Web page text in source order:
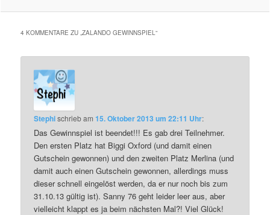
4 KOMMENTARE ZU „ZALANDO GEWINNSPIEL“
Stephischriebam15. Oktober 2013 um 22:11 Uhr:
Das Gewinnspiel ist beendet!!! Es gab drei Teilnehmer.
Den ersten Platz hat Biggi Oxford (und damit einen
Gutschein gewonnen) und den zweiten Platz Merlina (und
damit auch einen Gutschein gewonnen, allerdings muss
dieser schnell eingelöst werden, da er nur noch bis zum
31.10.13 gültig ist). Sanny 76 geht leider leer aus, aber
vielleicht klappt es ja beim nächsten Mal?! Viel Glück!